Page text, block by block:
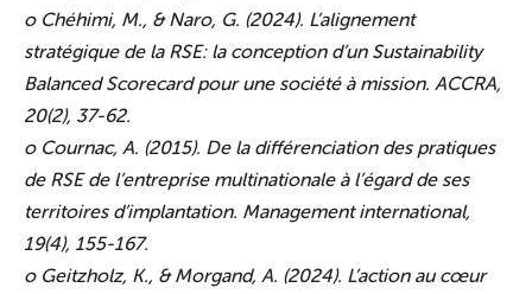
o Chéhimi, M., & Naro, G. (2024). L’alignement
stratégique de la RSE: la conception d’un Sustainability
Balanced Scorecard pour une société à mission. ACCRA,
20(2), 37-62.
o Cournac, A. (2015). De la différenciation des pratiques
de RSE de l’entreprise multinationale à l’égard de ses
territoires d’implantation. Management international,
19(4), 155-167.
o Geitzholz, K., & Morgand, A. (2024). L’action au cœur